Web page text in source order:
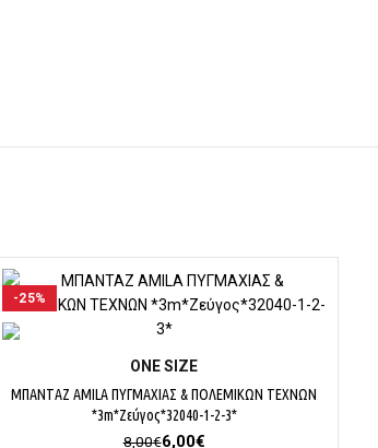
-25%
ΕΠΙΛΟΓΉ
ΟΝΕ SΙΖΕ
ΜΠΑΝΤΑΖ AMILA ΠΥΓΜΑΧΙΑΣ & ΠΟΛΕΜΙΚΩΝ ΤΕΧΝΩΝ
*3m*Ζεύγος*32040-1-2-3*
8,00€Original
6,00€Η